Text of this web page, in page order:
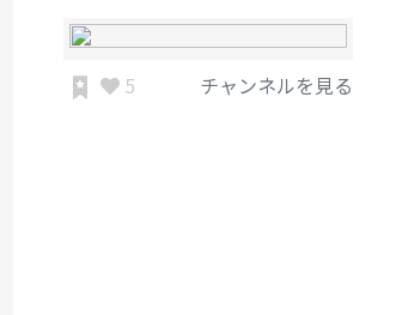
5 チャンネルを見る